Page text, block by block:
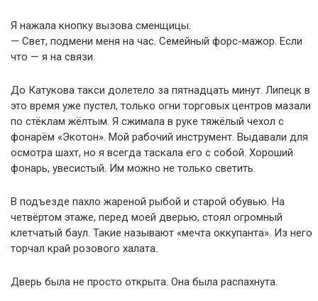
Я нажала кнопку вызова сменщицы.
— Свет, подмени меня на час. Семейный форс-мажор. Если
что — я на связи.
До Катукова такси долетело за пятнадцать минут. Липецк в
это время уже пустел, только огни торговых центров мазали
по стёклам жёлтым. Я сжимала в руке тяжёлый чехол с
фонарём «Экотон». Мой рабочий инструмент. Выдавали для
осмотра шахт, но я всегда таскала его с собой. Хороший
фонарь, увесистый. Им можно не только светить.
В подъезде пахло жареной рыбой и старой обувью. На
четвёртом этаже, перед моей дверью, стоял огромный
клетчатый баул. Такие называют «мечта оккупанта». Из него
торчал край розового халата.
Дверь была не просто открыта. Она была распахнута.